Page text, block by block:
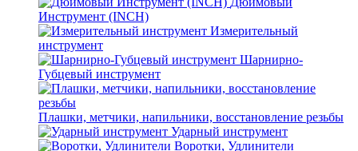
Инструмент (INCH)
Измерительный
инструмент
Шарнирно-
Губцевый инструмент
Плашки, метчики, напильники, восстановление резьбы
Ударный инструмент
Воротки, Удлинители